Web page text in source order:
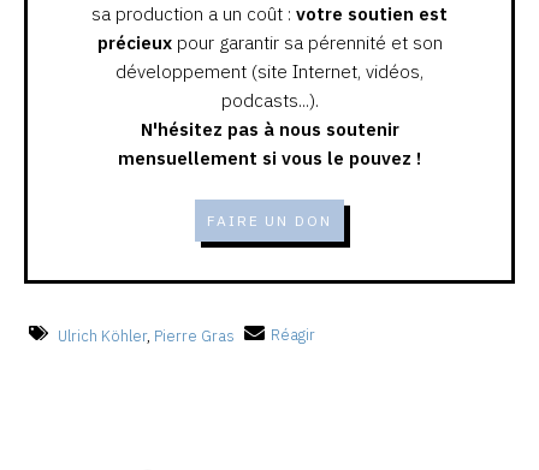
sa production a un coût : votre soutien est
précieuxpour garantir sa pérennité et son
développement (site Internet, vidéos,
podcasts...).
N'hésitez pas à nous soutenir
mensuellement si vous le pouvez !
FAIRE UN DON
Ulrich Köhler, Pierre Gras Réagir